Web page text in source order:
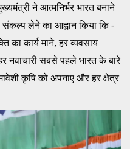
ने आत्मनिर्भर भारत बनाने
संकल्प लेने का आह्वान किया कि -
का कार्य माने, हर व्यवसाय
नवाचारी सबसे पहले भारत के बारे
कृषि को अपनाए और हर क्षेत्र